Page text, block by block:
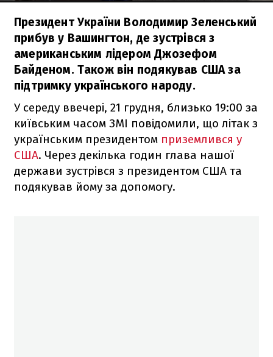
Президент України Володимир Зеленський
прибув у Вашингтон, де зустрівся з
американським лідером Джозефом
Байденом. Також він подякував США за
підтримку українського народу.
У середу ввечері, 21 грудня, близько 19:00 за
київським часом ЗМІ повідомили, що літак з
українським президентом приземлився у
США. Через декілька годин глава нашої
держави зустрівся з президентом США та
подякував йому за допомогу.